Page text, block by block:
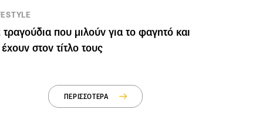
που μιλούν για το φαγητό και
στον τίτλο τους
ΠΕΡΙΣΣΟΤΕΡΑ